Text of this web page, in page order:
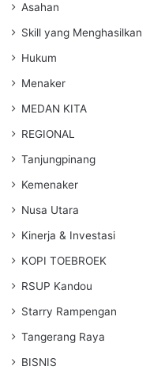
Asahan
Skill yang Menghasilkan
Hukum
Menaker
MEDAN KITA
REGIONAL
Tanjungpinang
Kemenaker
Nusa Utara
Kinerja & Investasi
KOPI TOEBROEK
RSUP Kandou
Starry Rampengan
Tangerang Raya
BISNIS